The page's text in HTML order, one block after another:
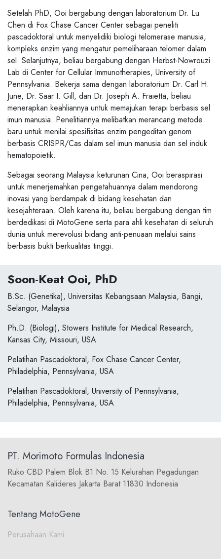
Setelah PhD, Ooi bergabung dengan laboratorium Dr. Lu
Chen di Fox Chase Cancer Center sebagai peneliti
pascadoktoral untuk menyelidiki biologi telomerase manusia,
kompleks enzim yang mengatur pemeliharaan telomer dalam
sel. Selanjutnya, beliau bergabung dengan Herbst-Nowrouzi
Lab di Center for Cellular Immunotherapies, University of
Pennsylvania. Bekerja sama dengan laboratorium Dr. Carl H.
June, Dr. Saar I. Gill, dan Dr. Joseph A. Fraietta, beliau
menerapkan keahliannya untuk memajukan terapi berbasis sel
imun manusia. Penelitiannya melibatkan merancang metode
baru untuk menilai spesifisitas enzim pengeditan genom
berbasis CRISPR/Cas dalam sel imun manusia dan sel induk
hematopoietik.
Sebagai seorang Malaysia keturunan Cina, Ooi beraspirasi
untuk menerjemahkan pengetahuannya dalam mendorong
inovasi yang berdampak di bidang kesehatan dan
kesejahteraan. Oleh karena itu, beliau bergabung dengan tim
berdedikasi di MotoGene serta para ahli kesehatan di seluruh
dunia untuk merevolusi bidang anti-penuaan melalui sains
berbasis bukti berkualitas tinggi.
Soon-Keat Ooi, PhD
B.Sc. (Genetika), Universitas Kebangsaan Malaysia, Bangi,
Selangor, Malaysia
Ph.D. (Biologi), Stowers Institute for Medical Research,
Kansas City, Missouri, USA
Pelatihan Pascadoktoral, Fox Chase Cancer Center,
Philadelphia, Pennsylvania, USA
Pelatihan Pascadoktoral, University of Pennsylvania,
Philadelphia, Pennsylvania, USA
PT. Morimoto Formulas Indonesia
Ruko CBD Palem Blok B1 No. 15 Kelurahan Pegadungan
Kecamatan Kalideres Jakarta Barat 11830 Indonesia
Tentang MotoGene
Perusahaan Kami